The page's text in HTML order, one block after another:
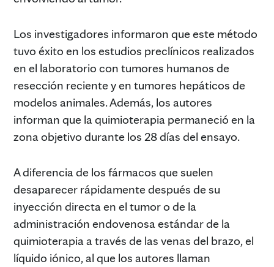
Los investigadores informaron que este método
tuvo éxito en los estudios preclínicos realizados
en el laboratorio con tumores humanos de
resección reciente y en tumores hepáticos de
modelos animales. Además, los autores
informan que la quimioterapia permaneció en la
zona objetivo durante los 28 días del ensayo.
A diferencia de los fármacos que suelen
desaparecer rápidamente después de su
inyección directa en el tumor o de la
administración endovenosa estándar de la
quimioterapia a través de las venas del brazo, el
líquido iónico, al que los autores llaman